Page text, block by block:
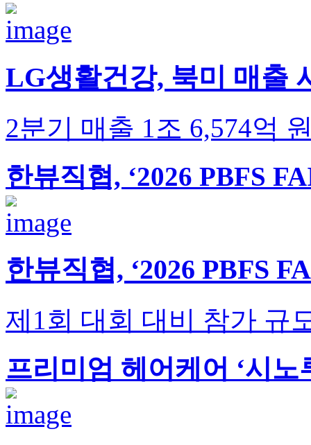
LG생활건강, 북미 매출
2분기 매출 1조 6,574억
한뷰직협, ‘2026 PBFS
한뷰직협, ‘2026 PBFS
제1회 대회 대비 참가 규
프리미엄 헤어케어 ‘시